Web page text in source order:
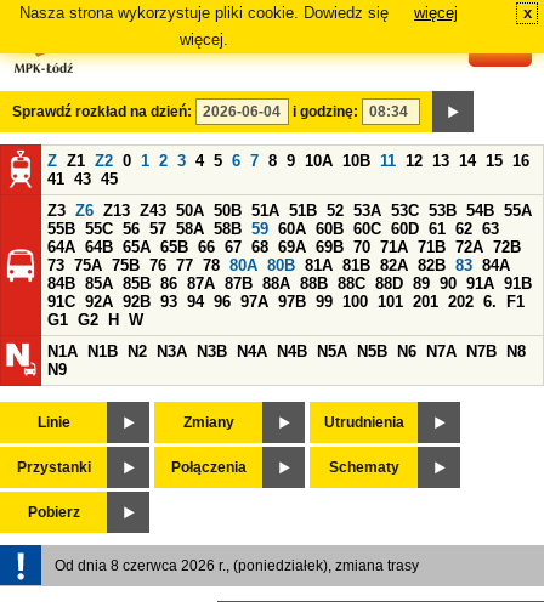
Nasza strona wykorzystuje pliki cookie. Dowiedz się
więcej.
więcej x
Sprawdź rozkład na dzień: i godzinę:
Z Z1 Z2 0 1 2 3 4 5 6 7 8 9 10A 10B 11 12 13 14 15 16
41 43 45
Z3 Z6 Z13 Z43 50A 50B 51A 51B 52 53A 53C 53B 54B 55A
55B 55C 56 57 58A 58B 59 60A 60B 60C 60D 61 62 63
64A 64B 65A 65B 66 67 68 69A 69B 70 71A 71B 72A 72B
73 75A 75B 76 77 78 80A 80B 81A 81B 82A 82B 83 84A
84B 85A 85B 86 87A 87B 88A 88B 88C 88D 89 90 91A 91B
91C 92A 92B 93 94 96 97A 97B 99 100 101 201 202 6.
F1
G1 G2 H
W
N1A
N1B N2 N3A N3B N4A N4B N5A N5B N6 N7A N7B
N8
N9
Linie Zmiany Utrudnienia
Przystanki Połączenia Schematy
Pobierz
Od dnia 8 czerwca 2026 r., (poniedziałek), zmiana trasy